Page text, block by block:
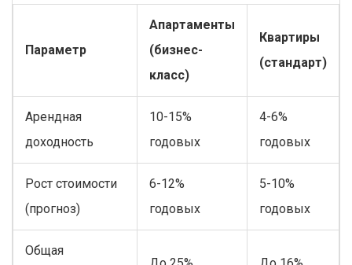
Параметр
Апартаменты
(бизнес-
класс)
Квартиры
(стандарт)
Арендная
доходность
10-15%
годовых
4-6%
годовых
Рост стоимости
(прогноз)
6-12%
годовых
5-10%
годовых
Общая